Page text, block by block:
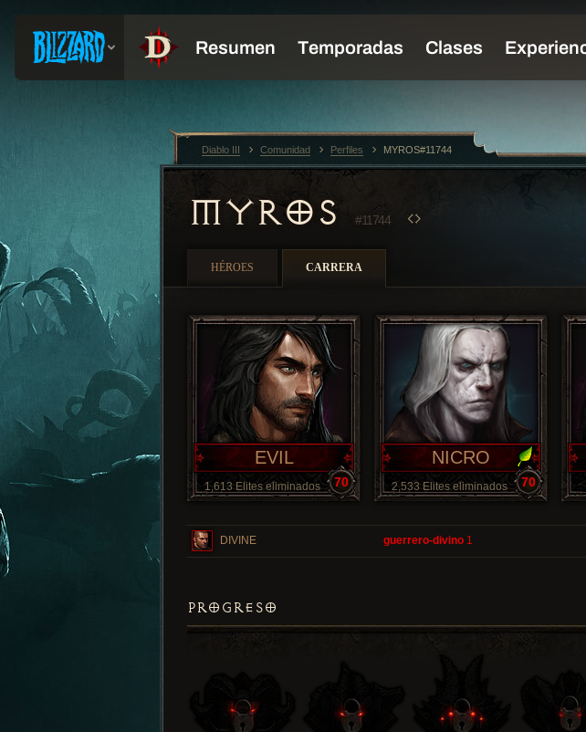
MYROS #11744
HÉROES CARRERA
EVIL
1,613 Elites eliminados 70
NICRO
2,533 Elites eliminados 70
DIVINE guerrero-divino 1
PROGRESO
Diablo III Comunidad Perfiles MYROS#11744